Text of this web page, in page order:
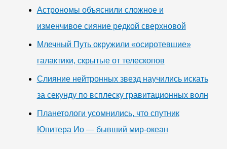
Астрономы объяснили сложное и
изменчивое сияние редкой сверхновой
Млечный Путь окружили «осиротевшие»
галактики, скрытые от телескопов
Слияние нейтронных звезд научились искать
за секунду по всплеску гравитационных волн
Планетологи усомнились, что спутник
Юпитера Ио — бывший мир-океан